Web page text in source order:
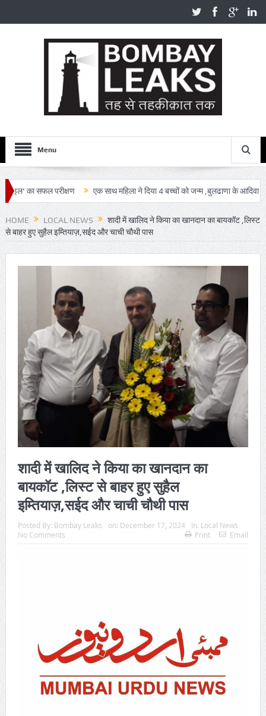
Menu
का सफल परीक्षण एक साथ महिला ने दिया 4 बच्चों को जन्म ,बुलढाणा के आदिवासी
HOME LOCAL NEWS
शादी में खालिद ने किया का खानदान का बायकॉट ,लिस्ट
से बाहर हुए सुहैल इम्तियाज़,सईद और चाची चौथी पास
शादी में खालिद ने किया का खानदान का
बायकॉट ,लिस्ट से बाहर हुए सुहैल
इम्तियाज़,सईद और चाची चौथी पास
Posted By: Bombay Leaks on: December 17, 2024 In: Local News
No Comments
Print Email